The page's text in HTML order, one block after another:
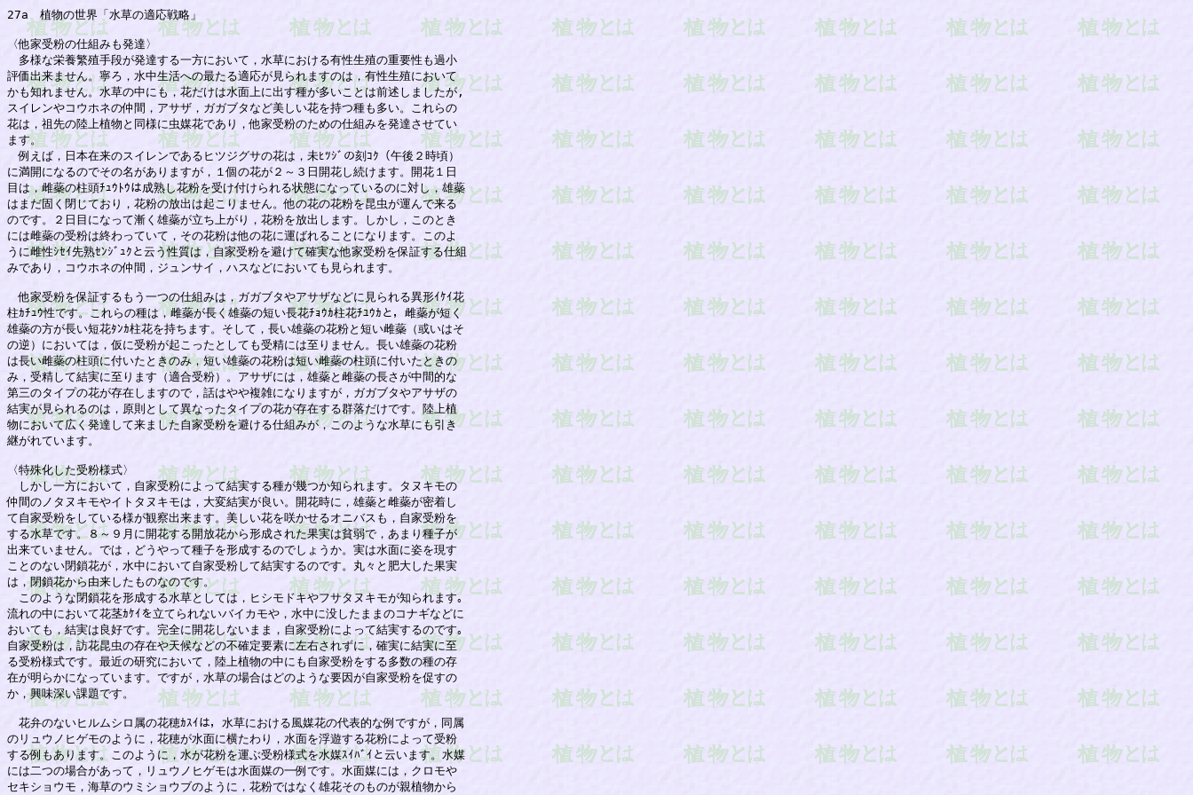
27a　植物の世界「水草の適応戦略」
〈他家受粉の仕組みも発達〉
多様な栄養繁殖手段が発達する一方において，水草における有性生殖の重要性も過小
評価出来ません。寧ろ，水中生活への最たる適応が見られますのは，有性生殖において
かも知れません。水草の中にも，花だけは水面上に出す種が多いことは前述しましたが,
スイレンやコウホネの仲間，アサザ，ガガブタなど美しい花を持つ種も多い。これらの
花は，祖先の陸上植物と同様に虫媒花であり，他家受粉のための仕組みを発達させてい
ます。
例えば，日本在来のスイレンであるヒツジグサの花は，未ﾋﾂｼﾞの刻ｺｸ（午後２時頃）
に満開になるのでその名がありますが，１個の花が２～３日開花し続けます。開花１日
目は，雌蘂の柱頭ﾁｭｳﾄｳは成熟し花粉を受け付けられる状態になっているのに対し，雄蘂
はまだ固く閉じており，花粉の放出は起こりません。他の花の花粉を昆虫が運んで来る
のです。２日目になって漸く雄蘂が立ち上がり，花粉を放出します。しかし，このとき
には雌蘂の受粉は終わっていて，その花粉は他の花に運ばれることになります。このよ
うに雌性ｼｾｲ先熟ｾﾝｼﾞｭｸと云う性質は，自家受粉を避けて確実な他家受粉を保証する仕組
みであり，コウホネの仲間，ジュンサイ，ハスなどにおいても見られます。
他家受粉を保証するもう一つの仕組みは，ガガブタやアサザなどに見られる異形ｲｹｲ花
柱ｶﾁｭｳ性です。これらの種は，雌蘂が長く雄蘂の短い長花ﾁｮｳｶ柱花ﾁﾕｳｶと，雌蘂が短く
雄蘂の方が長い短花ﾀﾝｶ柱花を持ちます。そして，長い雄蘂の花粉と短い雌蘂（或いはそ
の逆）においては，仮に受粉が起こったとしても受精には至りません。長い雄蘂の花粉
は長い雌蘂の柱頭に付いたときのみ，短い雄蘂の花粉は短い雌蘂の柱頭に付いたときの
み，受精して結実に至ります（適合受粉）。アサザには，雄蘂と雌蘂の長さが中間的な
第三のタイプの花が存在しますので，話はやや複雑になりますが，ガガブタやアサザの
結実が見られるのは，原則として異なったタイプの花が存在する群落だけです。陸上植
物において広く発達して来ました自家受粉を避ける仕組みが，このような水草にも引き
継がれています。
〈特殊化した受粉様式〉
しかし一方において，自家受粉によって結実する種が幾つか知られます。タヌキモの
仲間のノタヌキモやイトタヌキモは，大変結実が良い。開花時に，雄蘂と雌蘂が密着し
て自家受粉をしている様が観察出来ます。美しい花を咲かせるオニバスも，自家受粉を
する水草です。８～９月に開花する開放花から形成された果実は貧弱で，あまり種子が
出来ていません。では，どうやって種子を形成するのでしょうか。実は水面に姿を現す
ことのない閉鎖花が，水中において自家受粉して結実するのです。丸々と肥大した果実
は，閉鎖花から由来したものなのです。
このような閉鎖花を形成する水草としては，ヒシモドキやフサタヌキモが知られます｡
流れの中において花茎ｶｹｲを立てられないバイカモや，水中に没したままのコナギなどに
おいても，結実は良好です。完全に開花しないまま，自家受粉によって結実するのです｡
自家受粉は，訪花昆虫の存在や天候などの不確定要素に左右されずに，確実に結実に至
る受粉様式です。最近の研究において，陸上植物の中にも自家受粉をする多数の種の存
在が明らかになっています。ですが，水草の場合はどのような要因が自家受粉を促すの
か，興味深い課題です。
花弁のないヒルムシロ属の花穂ｶｽｲは，水草における風媒花の代表的な例ですが，同属
のリュウノヒゲモのように，花穂が水面に横たわり，水面を浮遊する花粉によって受粉
する例もあります。このように，水が花粉を運ぶ受粉様式を水媒ｽｲﾊﾞｲと云います。水媒
には二つの場合があって，リュウノヒゲモは水面媒の一例です。水面媒には，クロモや
セキショウモ，海草のウミショウブのように，花粉ではなく雄花そのものが親植物から